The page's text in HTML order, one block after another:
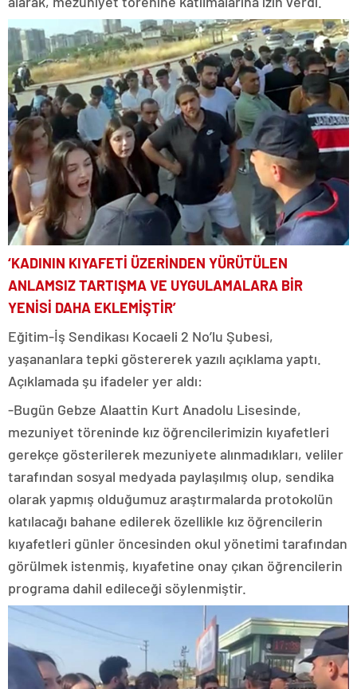
‘KADININ KIYAFETİ ÜZERİNDEN YÜRÜTÜLEN
ANLAMSIZ TARTIŞMA VE UYGULAMALARA BİR
YENİSİ DAHA EKLEMİŞTİR’
Eğitim-İş Sendikası Kocaeli 2 No’lu Şubesi,
yaşananlara tepki göstererek yazılı açıklama yaptı.
Açıklamada şu ifadeler yer aldı:
-Bugün Gebze Alaattin Kurt Anadolu Lisesinde,
mezuniyet töreninde kız öğrencilerimizin kıyafetleri
gerekçe gösterilerek mezuniyete alınmadıkları, veliler
tarafından sosyal medyada paylaşılmış olup, sendika
olarak yapmış olduğumuz araştırmalarda protokolün
katılacağı bahane edilerek özellikle kız öğrencilerin
kıyafetleri günler öncesinden okul yönetimi tarafından
görülmek istenmiş, kıyafetine onay çıkan öğrencilerin
programa dahil edileceği söylenmiştir.